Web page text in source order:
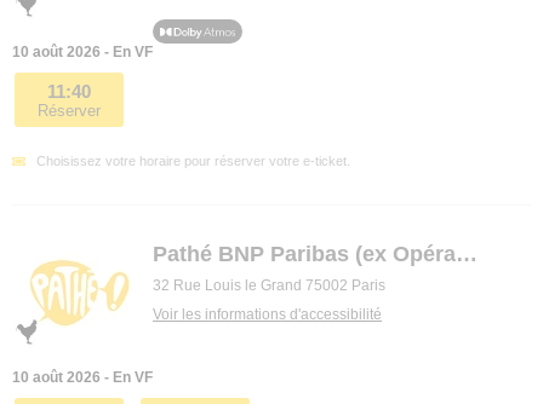
10 août 2026 - En VF
11:40
Réserver
Choisissez votre horaire pour réserver votre e-ticket.
Pathé BNP Paribas (ex Opéra premier)
32 Rue Louis le Grand 75002 Paris
Voir les informations d'accessibilité
10 août 2026 - En VF